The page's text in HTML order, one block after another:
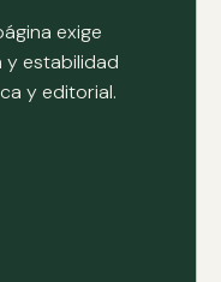
exige
y estabilidad
y editorial.